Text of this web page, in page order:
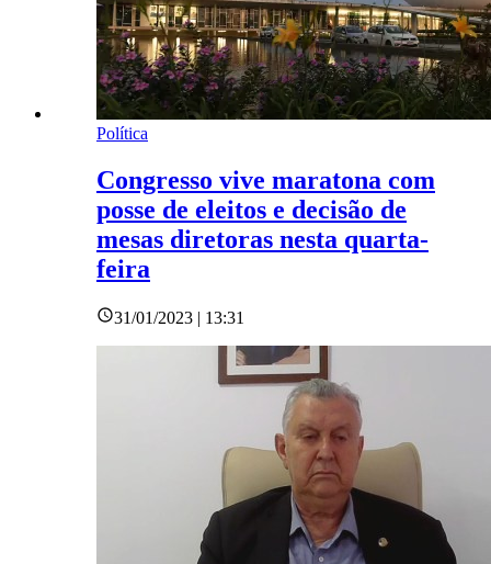
Política
Congresso vive maratona com
posse de eleitos e decisão de
mesas diretoras nesta quarta-
feira
31/01/2023 | 13:31